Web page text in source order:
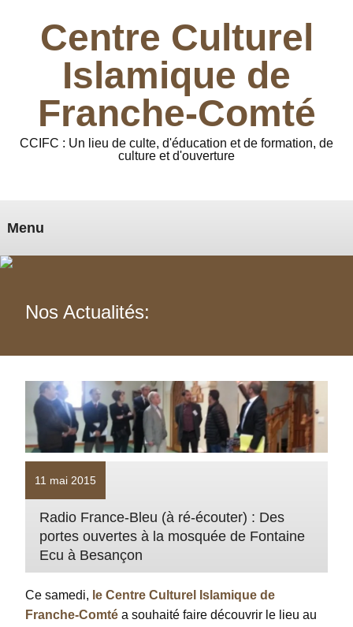
Centre Culturel
Islamique de
Franche-Comté
CCIFC : Un lieu de culte, d'éducation et de formation, de
culture et d'ouverture
Menu
Nos Actualités:
11 mai 2015
Radio France-Bleu (à ré-écouter) : Des
portes ouvertes à la mosquée de Fontaine
Ecu à Besançon
Ce samedi, le Centre Culturel Islamique de
Franche-Comté a souhaité faire découvrir le lieu au